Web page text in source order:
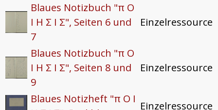
Blaues Notizbuch "π O
I H Σ I Σ", Seiten 6 und
7
Einzelressource
Blaues Notizbuch "π O
I H Σ I Σ", Seiten 8 und
9
Einzelressource
Blaues Notizheft "π O I
Einzelressource